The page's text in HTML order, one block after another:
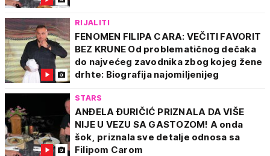
RIJALITI
FENOMEN FILIPA CARA: VEČITI FAVORIT
BEZ KRUNE Od problematičnog dečaka
do najvećeg zavodnika zbog kojeg žene
drhte: Biografija najomiljenijeg
STARS
ANĐELA ĐURIČIĆ PRIZNALA DA VIŠE
NIJE U VEZU SA GASTOZOM! A onda
šok, priznala sve detalje odnosa sa
Filipom Carom